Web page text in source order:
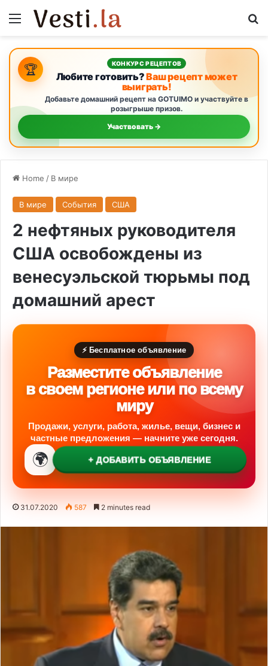
Menu
🏆 КОНКУРС РЕЦЕПТОВ
Любите готовить?Ваш рецепт может
выиграть!
Добавьте домашний рецепт на GOTUIMO и участвуйте в
розыгрыше призов.
Участвовать →
Home / В мире
В мире События США
2 нефтяных руководителя
США освобождены из
венесуэльской тюрьмы под
домашний арест
⚡ Бесплатное объявление
Разместите объявление
в своем регионе или по всему
миру
Продажи, услуги, работа, жилье, вещи, бизнес и
частные предложения — начните уже сегодня.
🌍 + ДОБАВИТЬ ОБЪЯВЛЕНИЕ
31.07.2020 587 2 minutes read